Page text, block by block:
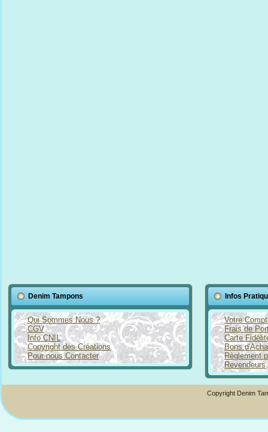
Denim Tampons
Qui Sommes Nous ?
CGV
Info CNIL
Copyright des Créations
Pour nous Contacter
Infos
Votre
Frais de
Carte
Bons
Règlement
Revendeurs
Copyright Denim